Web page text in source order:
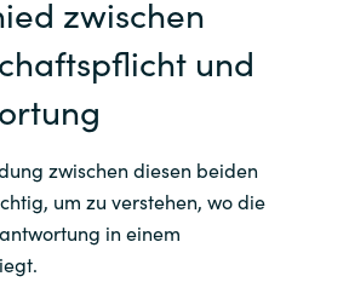
zwischen
und
zwischen diesen beiden
um zu verstehen, wo die
in einem